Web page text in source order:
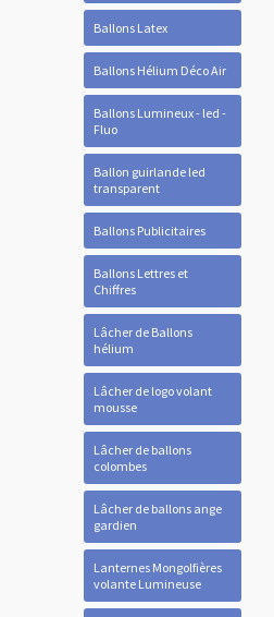
Ballons Latex
Ballons Hélium Déco Air
Ballons Lumineux - led -
Fluo
Ballon guirlande led
transparent
Ballons Publicitaires
Ballons Lettres et
Chiffres
Lâcher de Ballons
hélium
Lâcher de logo volant
mousse
Lâcher de ballons
colombes
Lâcher de ballons ange
gardien
Lanternes Mongolfières
volante Lumineuse